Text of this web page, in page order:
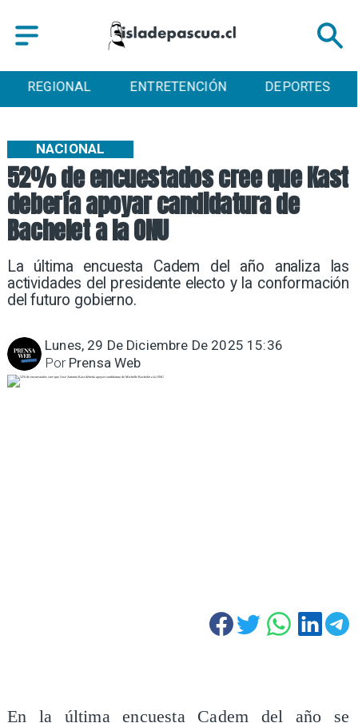
ENTRETENCIÓN DEPORTES CULTURA
52% de encuestados cree que Kast
debería apoyar candidatura de
Bachelet a la ONU
La última encuesta Cadem del año analiza las
actividades del presidente electo y la conformación
del futuro gobierno.
NACIONAL
Lunes, 29 De Diciembre De 2025 15:36
Prensa Web
Por
En la última encuesta Cadem del año se